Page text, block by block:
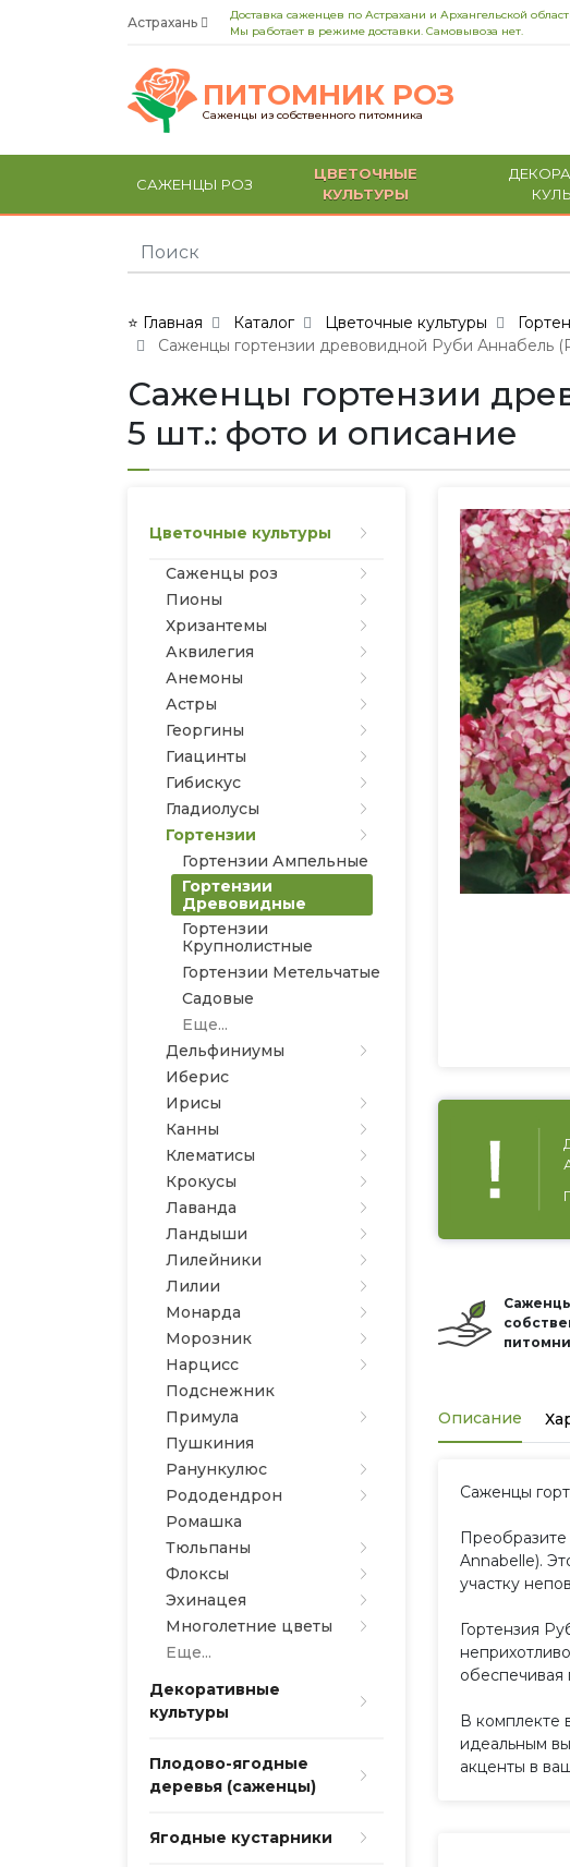
Астрахань
Доставка саженцев по Астрахани и Архангельской
Мы работает в режиме доставки. Самовывоза нет.
ПИТОМНИК РОЗ
Саженцы из собственного питомника
САЖЕНЦЫ РОЗ
ЦВЕТОЧНЫЕ
КУЛЬТУРЫ
⭐ Главная Каталог Цветочные культуры
Саженцы гортензии древовидной Руби Аннабель
Саженцы гортензии
5 шт.: фото и описание
Цветочные культуры
Саженцы роз
Пионы
Хризантемы
Аквилегия
Анемоны
Астры
Георгины
Гиацинты
Гибискус
Гладиолусы
Гортензии
Гортензии Ампельные
Гортензии
Древовидные
Гортензии
Крупнолистные
Гортензии Метельчатые
Садовые
Еще...
Дельфиниумы
Иберис
Ирисы
Канны
Клематисы
Крокусы
Лаванда
Ландыши
Лилейники
Лилии
Монарда
Морозник
Нарцисс
Подснежник
Примула
Пушкиния
Ранункулюс
Рододендрон
Ромашка
Тюльпаны
Флоксы
Эхинацея
Многолетние цветы
Еще...
Декоративные
культуры
Плодово-ягодные
деревья (саженцы)
Ягодные кустарники
Описание
Саженцы
Annabelle).
участку
Гортензия
обеспечивая
В комплекте
идеальным
акценты в